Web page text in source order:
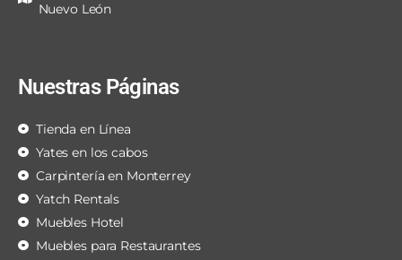
Nuevo León
Nuestras Páginas
Tienda en Línea
Yates en los cabos
Carpintería en Monterrey
Yatch Rentals
Muebles Hotel
Muebles para Restaurantes